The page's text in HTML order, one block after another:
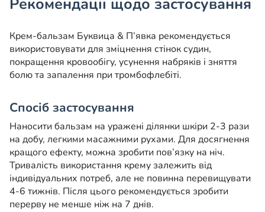
Рекомендації щодо застосування
Крем-бальзам Буквица & П’явка рекомендується
використовувати для зміцнення стінок судин,
покращення кровообігу, усунення набряків і зняття
болю та запалення при тромбофлебіті.
Спосіб застосування
Наносити бальзам на уражені ділянки шкіри 2-3 рази
на добу, легкими масажними рухами. Для досягнення
кращого ефекту, можна зробити пов’язку на ніч.
Тривалість використання крему залежить від
індивідуальних потреб, але не повинна перевищувати
4-6 тижнів. Після цього рекомендується зробити
перерву не менше ніж на 7 днів.